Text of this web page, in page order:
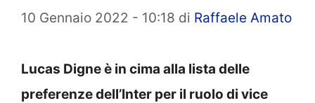
10 Gennaio 2022 - 10:18 di Raffaele Amato
Lucas Digne è in cima alla lista delle
preferenze dell’Inter per il ruolo di vice